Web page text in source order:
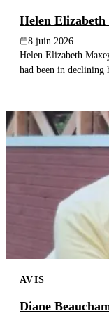
Helen Elizabeth
8 juin 2026
Helen Elizabeth
had been in declining
AVIS
Diane